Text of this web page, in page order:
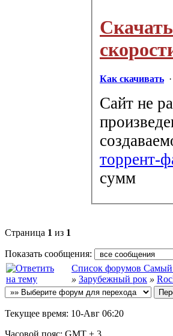
Как скачивать
Сайт не
торрент-
сумм
Страница 1 из 1
Показать сообщения:
Список форумов Самый
» Зарубежный рок »
Текущее время: 10-Авг 06:20
Часовой пояс: GMT + 3